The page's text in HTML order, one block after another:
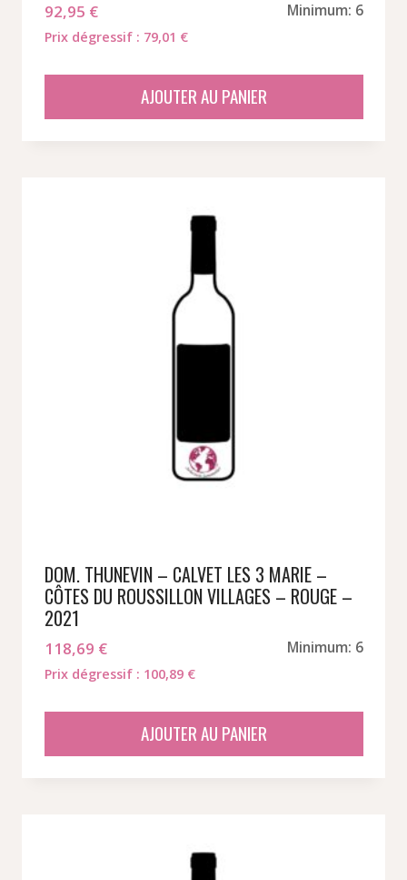
92,95 € Minimum: 6
Prix dégressif : 79,01 €
AJOUTER AU PANIER
DOM. THUNEVIN – CALVET LES 3 MARIE –
CÔTES DU ROUSSILLON VILLAGES – ROUGE –
2021
118,69 € Minimum: 6
Prix dégressif : 100,89 €
AJOUTER AU PANIER